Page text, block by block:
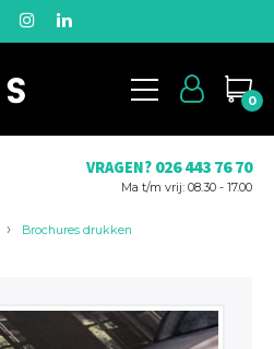
0
VRAGEN? 026 443 76 70
Ma t/m vrij: 08.30 - 17.00
Brochures drukken